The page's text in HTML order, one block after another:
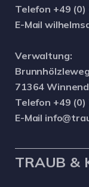
Telefon +49
E-Mail
Verwaltung:
71364
Telefon +49 (0)
E-Mail
TRAUB &